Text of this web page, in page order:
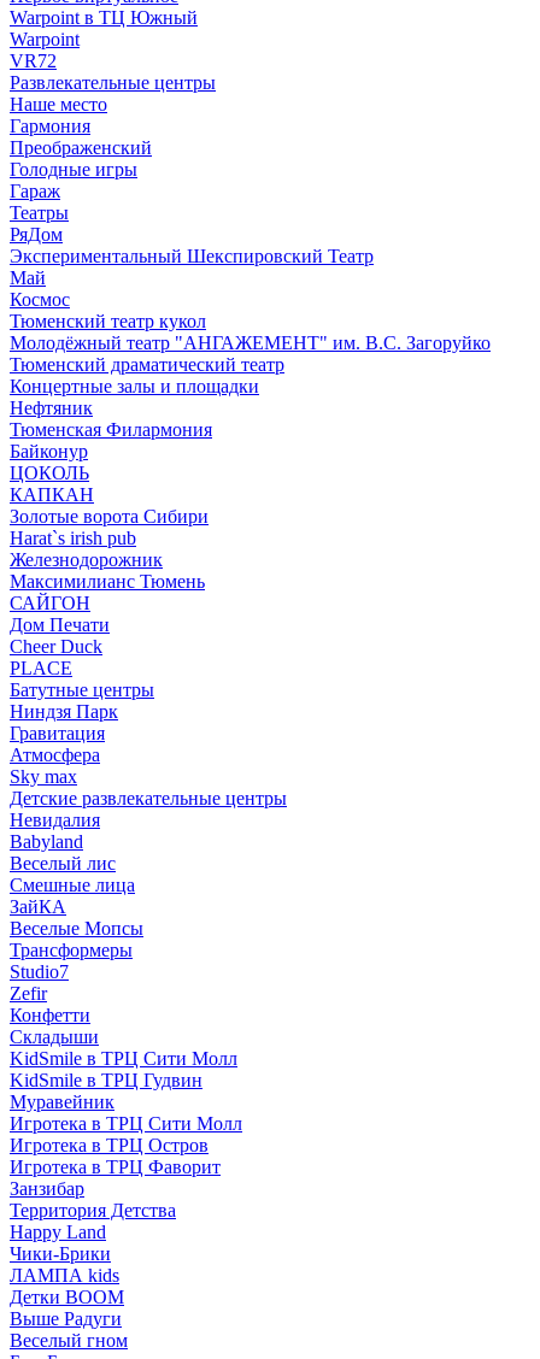
Warpoint в ТЦ Южный
Warpoint
VR72
Развлекательные центры
Наше место
Гармония
Преображенский
Голодные игры
Гараж
Театры
РяДом
Экспериментальный Шекспировский Театр
Май
Космос
Тюменский театр кукол
Молодёжный театр "АНГАЖЕМЕНТ" им. В.С. Загоруйко
Тюменский драматический театр
Концертные залы и площадки
Нефтяник
Тюменская Филармония
Байконур
ЦОКОЛЬ
КАПКАН
Золотые ворота Сибири
Harat`s irish pub
Железнодорожник
Максимилианс Тюмень
САЙГОН
Дом Печати
Cheer Duck
PLACE
Батутные центры
Ниндзя Парк
Гравитация
Атмосфера
Sky max
Детские развлекательные центры
Невидалия
Babyland
Веселый лис
Смешные лица
ЗайКА
Веселые Мопсы
Трансформеры
Studio7
Zefir
Конфетти
Складыши
KidSmile в ТРЦ Сити Молл
KidSmile в ТРЦ Гудвин
Муравейник
Игротека в ТРЦ Сити Молл
Игротека в ТРЦ Остров
Игротека в ТРЦ Фаворит
Занзибар
Территория Детства
Happy Land
Чики-Брики
ЛАМПА kids
Детки BOOM
Выше Радуги
Веселый гном